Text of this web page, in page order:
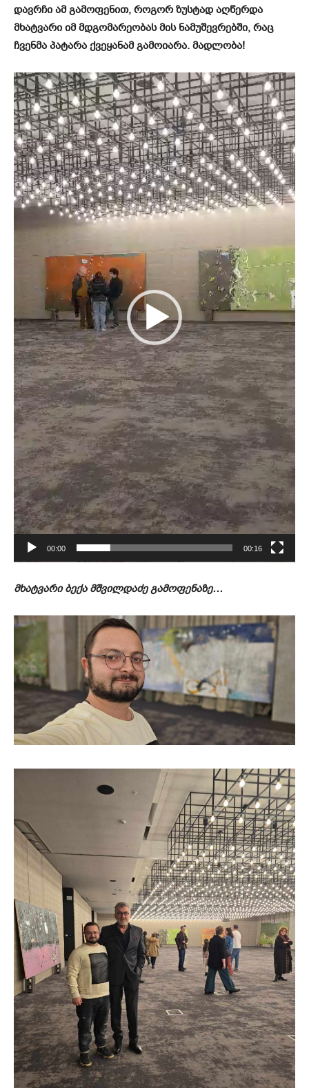
დავრჩი ამ გამოფენით, როგორ ზუსტად აღწერდა
მხატვარი იმ მდგომარეობას მის ნამუშევრებში, რაც
ჩვენმა პატარა ქვეყანამ გამოიარა. მადლობა!
ვ
ი
დ
ე
ო
დ
ა
მ
რ
ი
00:00 00:16
მხატვარი ბექა მშვილდაძე გამოფენაზე…